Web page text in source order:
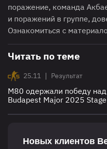
поражение, команда
и поражений в группе,
Ознакомиться с
Читать по теме
25.11 | Результат
M80 одержали победу
Budapest Major 2025
Новых клиентов